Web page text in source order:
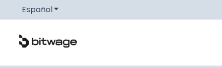
EspañolTraducciones de Mostrar submenú de